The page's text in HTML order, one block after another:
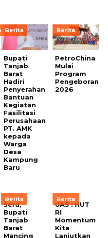
Berita
Bupati
Tanjab
Barat
Hadiri
Penyerahan
Bantuan
Kegiatan
Fasilitasi
Perusahaan
PT. AMK
kepada
Warga
Desa
Kampung
Baru
Berita
PetroChina
Mulai
Program
Pengeboran
2026
Berita
Seru,
Bupati
Tanjab
Barat
Mancing
Berita
UAS : HUT
RI
Momentum
Kita
Lanjutkan